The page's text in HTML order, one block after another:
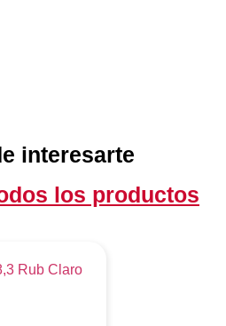
interesarte
los productos